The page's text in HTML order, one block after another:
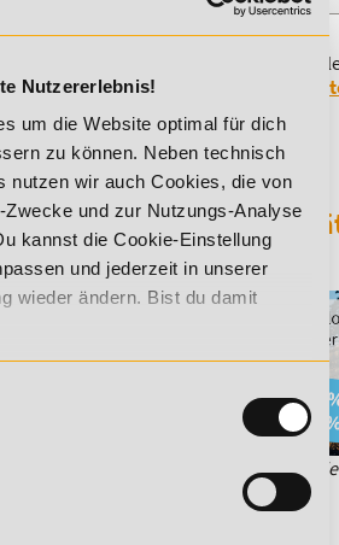
Nutzererlebnis!
um die Website optimal für dich
zu können. Neben technisch
nutzen wir auch Cookies, die von
und zur Nutzungs-Analyse
kannst die Cookie-Einstellung
und jederzeit in unserer
wieder ändern. Bist du damit
Dann
für
wird.
5% Lexikon-Rabatt
und Weiterbildungen!
ist mit weiteren Rabatten